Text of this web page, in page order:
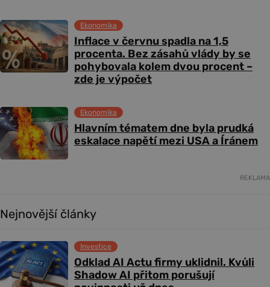
Inflace v červnu spadla na 1,5
procenta. Bez zásahů vlády by se
pohybovala kolem dvou procent –
zde je výpočet
Ekonomika
Hlavním tématem dne byla prudká
eskalace napětí mezi USA a Íránem
Ekonomika
REKLAMA
Nejnovější články
Odklad AI Actu firmy uklidnil. Kvůli
Shadow AI přitom porušují
Investice